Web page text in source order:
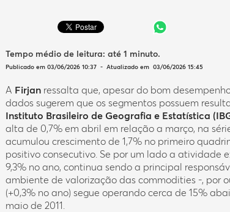
Tempo médio de leitura: até 1 minuto.
Publicado em 03/06/2026 10:37 - Atualizado em 03/06/2026 15:45
A Firjan ressalta que, apesar do bom
dados sugerem que os segmentos possuem
Instituto Brasileiro de Geografia e Estatística
alta de 0,7% em abril em relação a março, na
acumulou crescimento de 1,7% no primeiro
positivo consecutivo. Se por um lado a atividade
9,3% no ano, continua sendo a principal
ambiente de valorização das commodities -, por
(+0,3% no ano) segue operando cerca de 15%
maio de 2011.